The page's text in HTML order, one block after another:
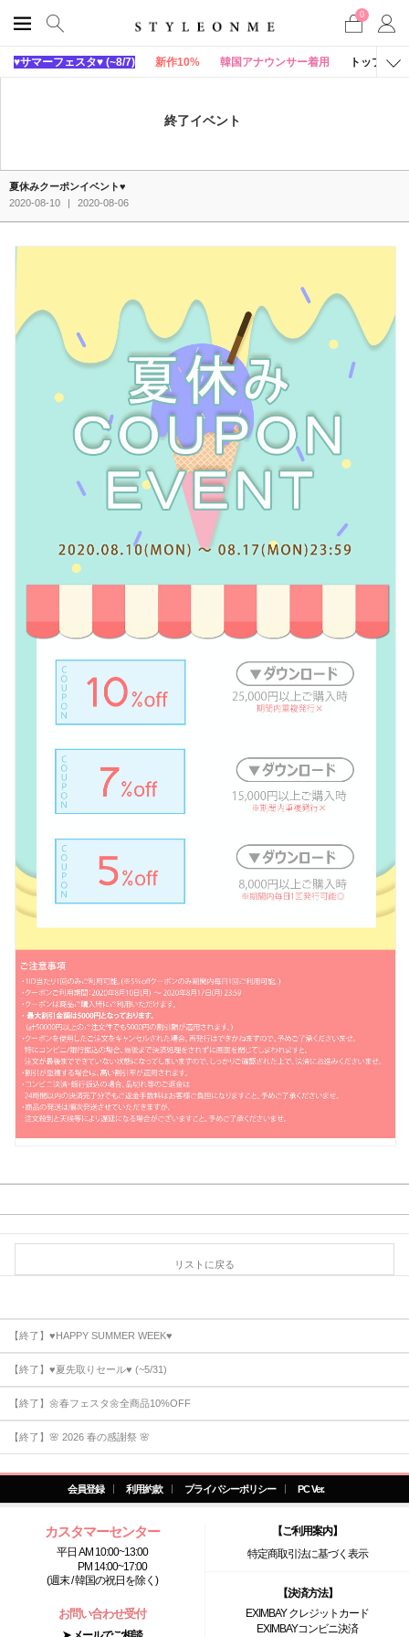
0
♥サマーフェスタ♥ (~8/7) 新作10% 韓国アナウンサー着用 トップス
終了イベント
夏休みクーポンイベント♥
2020-08-10
| 2020-08-06
リストに戻る
【終了】♥HAPPY SUMMER WEEK♥
【終了】♥夏先取りセール♥ (~5/31)
【終了】🌼春フェスタ🌼全商品10%OFF
【終了】🌸 2026 春の感謝祭 🌸
会員登録 利用約款 プライバシーポリシー PC Ver.
カスタマーセンター
平日 AM 10:00~13:00
PM 14:00~17:00
(週末 / 韓国の祝日を除く)
お問い合わせ受付
【ご利用案内】
特定商取引法に基づく表示
【決済方法】
EXIMBAY クレジットカード
EXIMBAYコンビニ決済